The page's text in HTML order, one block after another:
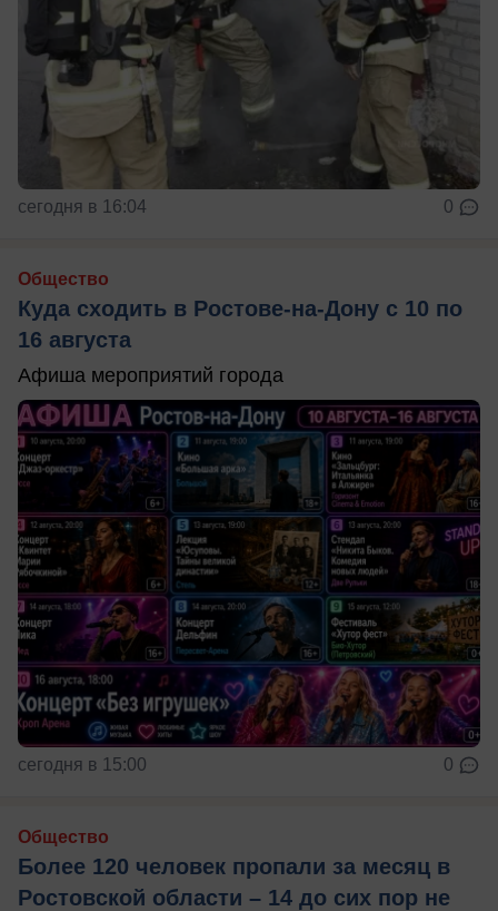
сегодня в 16:04 0
Общество
Куда сходить в Ростове-на-Дону с 10 по
16 августа
Афиша мероприятий города
сегодня в 15:00 0
Общество
Более 120 человек пропали за месяц в
Ростовской области – 14 до сих пор не